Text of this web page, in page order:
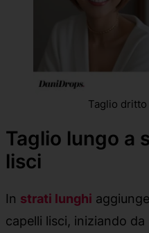
Taglio
Taglio lungo a
lisci
In strati lunghi
capelli lisci, iniziando